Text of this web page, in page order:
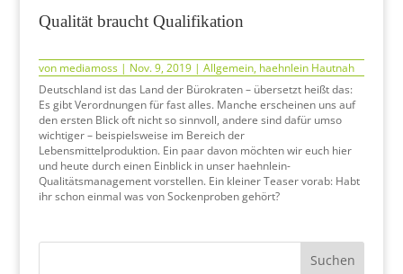
Qualität braucht Qualifikation
von mediamoss| Nov. 9, 2019| Allgemein, haehnlein Hautnah
Deutschland ist das Land der Bürokraten – übersetzt heißt das:
Es gibt Verordnungen für fast alles. Manche erscheinen uns auf
den ersten Blick oft nicht so sinnvoll, andere sind dafür umso
wichtiger – beispielsweise im Bereich der
Lebensmittelproduktion. Ein paar davon möchten wir euch hier
und heute durch einen Einblick in unser haehnlein-
Qualitätsmanagement vorstellen. Ein kleiner Teaser vorab: Habt
ihr schon einmal was von Sockenproben gehört?